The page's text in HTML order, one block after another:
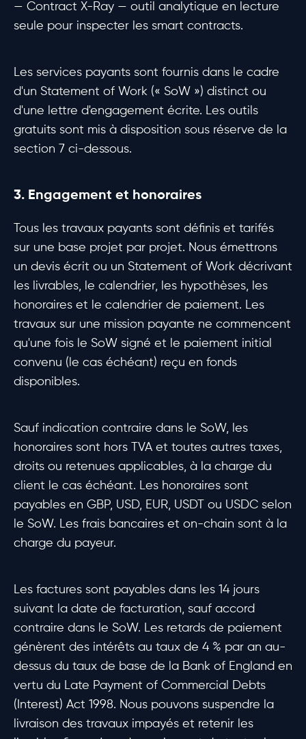
— Contract X-Ray — outil analytique en lecture
seule pour inspecter les smart contracts.
Les services payants sont fournis dans le cadre
d'un Statement of Work (« SoW ») distinct ou
d'une lettre d'engagement écrite. Les outils
gratuits sont mis à disposition sous réserve de la
section 7 ci-dessous.
3. Engagement et honoraires
Tous les travaux payants sont définis et tarifés
sur une base projet par projet. Nous émettrons
un devis écrit ou un Statement of Work décrivant
les livrables, le calendrier, les hypothèses, les
honoraires et le calendrier de paiement. Les
travaux sur une mission payante ne commencent
qu'une fois le SoW signé et le paiement initial
convenu (le cas échéant) reçu en fonds
disponibles.
Sauf indication contraire dans le SoW, les
honoraires sont hors TVA et toutes autres taxes,
droits ou retenues applicables, à la charge du
client le cas échéant. Les honoraires sont
payables en GBP, USD, EUR, USDT ou USDC selon
le SoW. Les frais bancaires et on-chain sont à la
charge du payeur.
Les factures sont payables dans les 14 jours
suivant la date de facturation, sauf accord
contraire dans le SoW. Les retards de paiement
génèrent des intérêts au taux de 4 % par an au-
dessus du taux de base de la Bank of England en
vertu du Late Payment of Commercial Debts
(Interest) Act 1998. Nous pouvons suspendre la
livraison des travaux impayés et retenir les